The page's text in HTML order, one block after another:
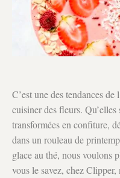
C’est une des tendances
cuisiner des fleurs.
transformées en confiture,
dans un rouleau de
glace au thé, nous voulons
vous le savez, chez